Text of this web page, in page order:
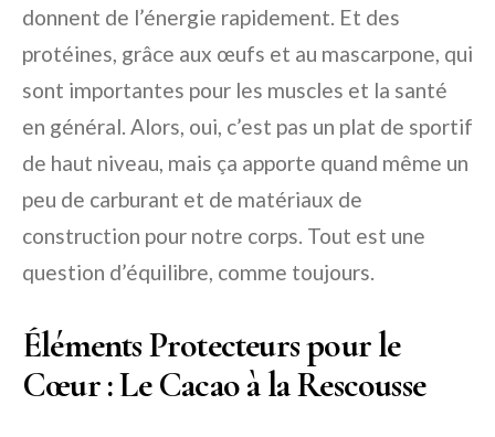
donnent de l’énergie rapidement. Et des
protéines, grâce aux œufs et au mascarpone, qui
sont importantes pour les muscles et la santé
en général. Alors, oui, c’est pas un plat de sportif
de haut niveau, mais ça apporte quand même un
peu de carburant et de matériaux de
construction pour notre corps. Tout est une
question d’équilibre, comme toujours.
Éléments Protecteurs pour le
Cœur : Le Cacao à la Rescousse